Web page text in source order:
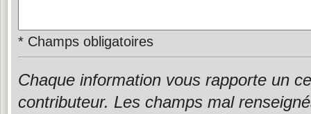
* Champs obligatoires
Chaque information vous rapporte un
contributeur. Les champs mal